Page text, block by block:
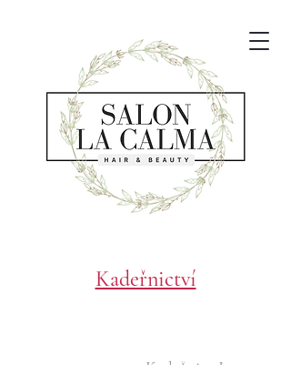
Kadeřnictví